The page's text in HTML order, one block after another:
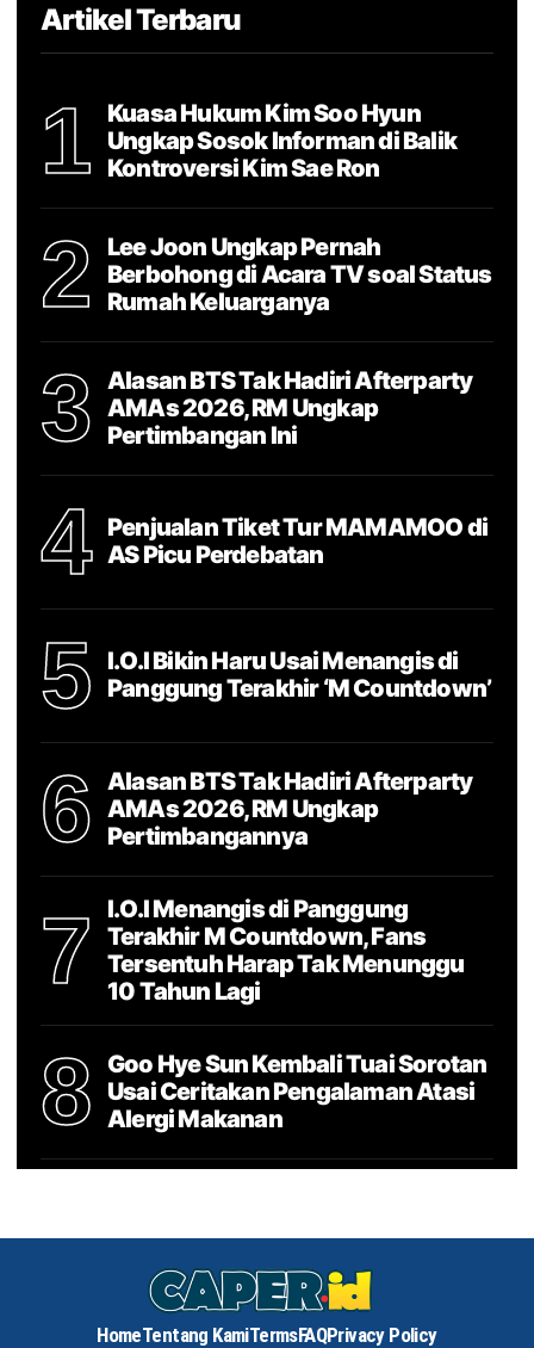
Artikel Terbaru
1
Kuasa Hukum Kim Soo Hyun
Ungkap Sosok Informan di Balik
Kontroversi Kim Sae Ron
2
Lee Joon Ungkap Pernah
Berbohong di Acara TV soal Status
Rumah Keluarganya
3
Alasan BTS Tak Hadiri Afterparty
AMAs 2026, RM Ungkap
Pertimbangan Ini
4
Penjualan Tiket Tur MAMAMOO di
AS Picu Perdebatan
5
I.O.I Bikin Haru Usai Menangis di
Panggung Terakhir ‘M Countdown’
6
Alasan BTS Tak Hadiri Afterparty
AMAs 2026, RM Ungkap
Pertimbangannya
7
I.O.I Menangis di Panggung
Terakhir M Countdown, Fans
Tersentuh Harap Tak Menunggu
10 Tahun Lagi
8
Goo Hye Sun Kembali Tuai Sorotan
Usai Ceritakan Pengalaman Atasi
Alergi Makanan
HomeTentang KamiTermsFAQPrivacy Policy